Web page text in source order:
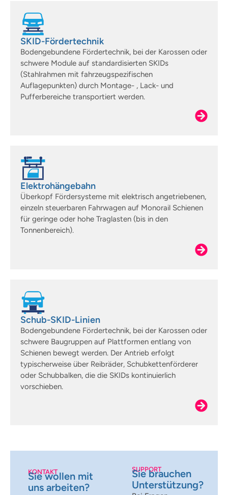
SKID-Fördertechnik
Bodengebundene Fördertechnik, bei der Karossen oder
schwere Module auf standardisierten SKIDs
(Stahlrahmen mit fahrzeugspezifischen
Auflagepunkten) durch Montage- , Lack- und
Pufferbereiche transportiert werden.
Elektrohängebahn
Überkopf Fördersysteme mit elektrisch angetriebenen,
einzeln steuerbaren Fahrwagen auf Monorail Schienen
für geringe oder hohe Traglasten (bis in den
Tonnenbereich).
Schub-SKID-Linien
Bodengebundene Fördertechnik, bei der Karossen oder
schwere Baugruppen auf Plattformen entlang von
Schienen bewegt werden. Der Antrieb erfolgt
typischerweise über Reibräder, Schubkettenförderer
oder Schubbalken, die die SKIDs kontinuierlich
vorschieben.
KONTAKT
Sie wollen mit
uns arbeiten?
SUPPORT
Sie brauchen
Unterstützung?